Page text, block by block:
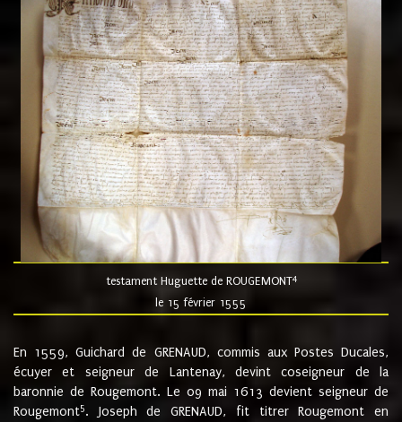
testament Huguette de ROUGEMONT4
le 15 février 1555
En 1559, Guichard de GRENAUD, commis aux Postes Ducales,
écuyer et seigneur de Lantenay, devint coseigneur de la
baronnie de Rougemont. Le 09 mai 1613 devient seigneur de
Rougemont5. Joseph de GRENAUD, fit titrer Rougemont en